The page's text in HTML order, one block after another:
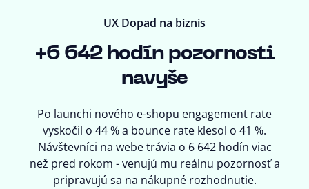
UX Dopad na biznis
+6 642 hodín pozornosti
navyše
Po launchi nového e-shopu engagement rate
vyskočil o 44 % a bounce rate klesol o 41 %.
Návštevníci na webe trávia o 6 642 hodín viac
než pred rokom - venujú mu reálnu pozornosť a
pripravujú sa na nákupné rozhodnutie.